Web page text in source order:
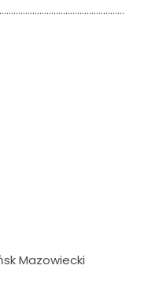
Mazowiecki